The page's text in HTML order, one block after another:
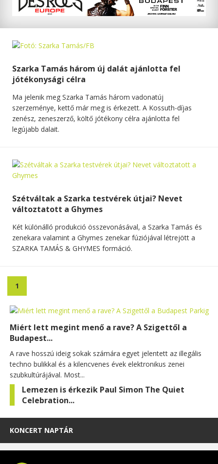
Szarka Tamás három új dalát ajánlotta fel
jótékonysági célra
Ma jelenik meg Szarka Tamás három vadonatúj
szerzeménye, kettő már meg is érkezett. A Kossuth-díjas
zenész, zeneszerző, költő jótékony célra ajánlotta fel
legújabb dalait.
Szétváltak a Szarka testvérek útjai? Nevet
változtatott a Ghymes
Két különálló produkció összevonásával, a Szarka Tamás és
zenekara valamint a Ghymes zenekar fúziójával létrejött a
SZARKA TAMÁS & GHYMES formáció.
1
Miért lett megint menő a rave? A Szigettől a
Budapest...
A rave hosszú ideig sokak számára egyet jelentett az illegális
techno bulikkal és a kilencvenes évek elektronikus zenei
szubkultúrájával. Most...
Lemezen is érkezik Paul Simon The Quiet
Celebration...
KONCERT NAPTÁR